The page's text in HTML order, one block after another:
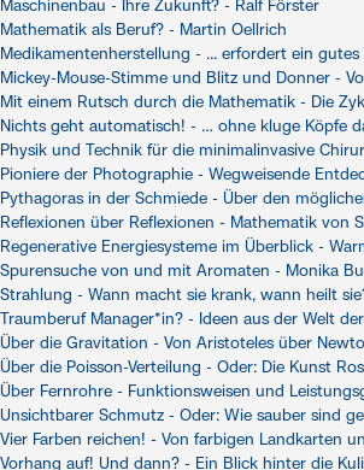
Maschinenbau - Ihre Zukunft? - Ralf Förster
Mathematik als Beruf? - Martin Oellrich
Medikamentenherstellung - ... erfordert ein
Mickey-Mouse-Stimme und Blitz und Donner -
Mit einem Rutsch durch die Mathematik - Die
Nichts geht automatisch! - … ohne kluge Köpfe
Physik und Technik für die minimalinvasive
Pioniere der Photographie - Wegweisende
Pythagoras in der Schmiede - Über den
Reflexionen über Reflexionen - Mathematik von
Regenerative Energiesysteme im Überblick -
Spurensuche von und mit Aromaten - Monika
Strahlung - Wann macht sie krank, wann heilt
Traumberuf Manager*in? - Ideen aus der Welt
Über die Gravitation - Von Aristoteles über
Über die Poisson-Verteilung - Oder: Die Kunst
Über Fernrohre - Funktionsweisen und
Unsichtbarer Schmutz - Oder: Wie sauber sind
Vier Farben reichen! - Von farbigen Landkarten
Vorhang auf! Und dann? - Ein Blick hinter die